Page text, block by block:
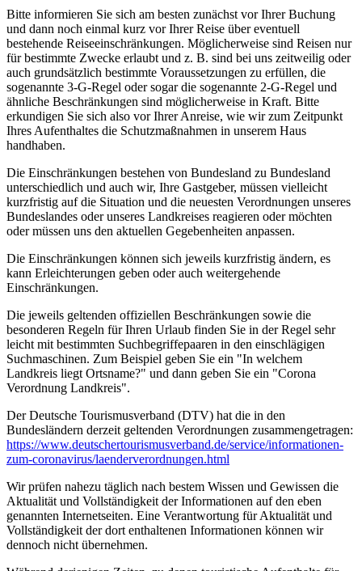
Bitte informieren Sie sich am besten zunächst vor Ihrer Buchung
und dann noch einmal kurz vor Ihrer Reise über eventuell
bestehende Reiseeinschränkungen. Möglicherweise sind Reisen nur
für bestimmte Zwecke erlaubt und z. B. sind bei uns zeitweilig oder
auch grundsätzlich bestimmte Voraussetzungen zu erfüllen, die
sogenannte 3-G-Regel oder sogar die sogenannte 2-G-Regel und
ähnliche Beschränkungen sind möglicherweise in Kraft. Bitte
erkundigen Sie sich also vor Ihrer Anreise, wie wir zum Zeitpunkt
Ihres Aufenthaltes die Schutzmaßnahmen in unserem Haus
handhaben.
Die Einschränkungen bestehen von Bundesland zu Bundesland
unterschiedlich und auch wir, Ihre Gastgeber, müssen vielleicht
kurzfristig auf die Situation und die neuesten Verordnungen unseres
Bundeslandes oder unseres Landkreises reagieren oder möchten
oder müssen uns den aktuellen Gegebenheiten anpassen.
Die Einschränkungen können sich jeweils kurzfristig ändern, es
kann Erleichterungen geben oder auch weitergehende
Einschränkungen.
Die jeweils geltenden offiziellen Beschränkungen sowie die
besonderen Regeln für Ihren Urlaub finden Sie in der Regel sehr
leicht mit bestimmten Suchbegriffepaaren in den einschlägigen
Suchmaschinen. Zum Beispiel geben Sie ein "In welchem
Landkreis liegt Ortsname?" und dann geben Sie ein "Corona
Verordnung Landkreis".
Der Deutsche Tourismusverband (DTV) hat die in den
Bundesländern derzeit geltenden Verordnungen zusammengetragen:
https://www.deutscher­tourismusverband.de/­service/­informationen-
zum-coronavirus/­laenderverordnungen.html
Wir prüfen nahezu täglich nach bestem Wissen und Gewissen die
Aktualität und Vollständigkeit der Informationen auf den eben
genannten Internetseiten. Eine Verantwortung für Aktualität und
Vollständigkeit der dort enthaltenen Informationen können wir
dennoch nicht übernehmen.